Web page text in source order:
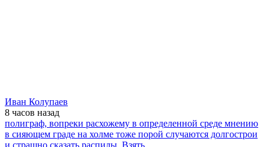
Иван Колупаев
8 часов назад
полиграф, вопреки расхожему в определенной среде мнению
в сияющем граде на холме тоже порой случаются долгострои
и страшно сказать распилы. Взять